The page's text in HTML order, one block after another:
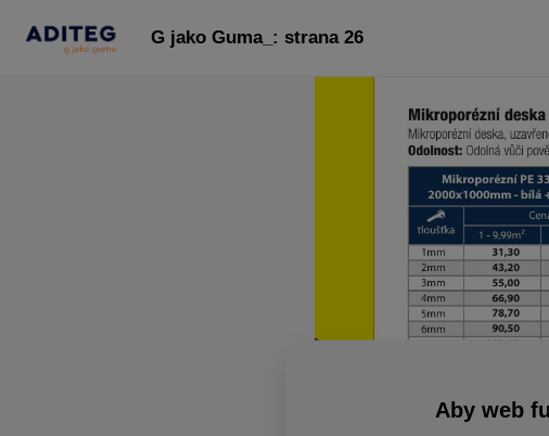
G jako Guma_: strana 26
Aby web